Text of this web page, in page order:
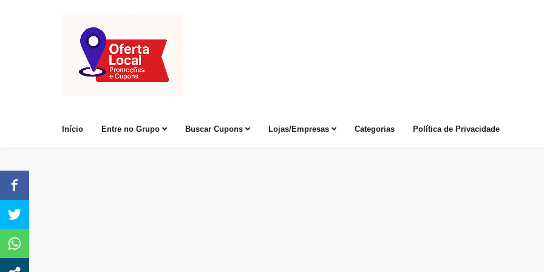
Início Entre no Grupo Buscar Cupons Lojas/Empresas Categorias Política de Privacidade